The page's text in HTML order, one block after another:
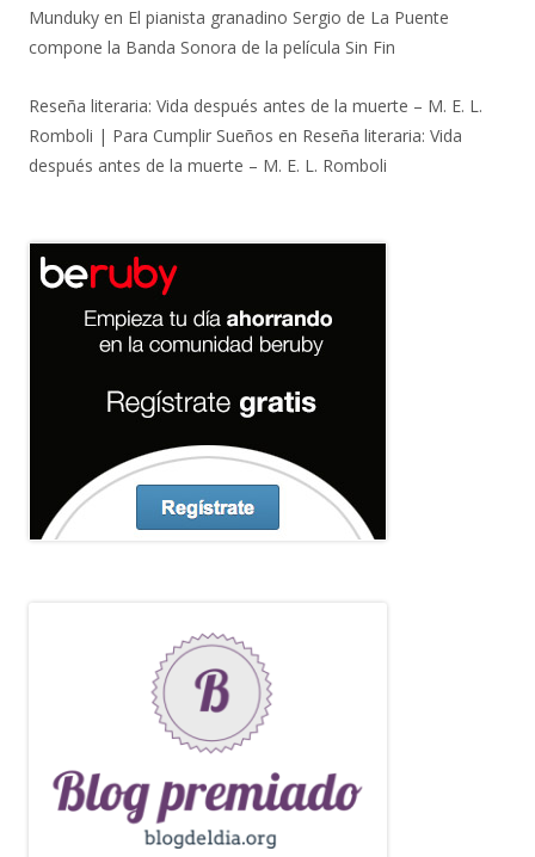
Munduky en El pianista granadino Sergio de La Puente
compone la Banda Sonora de la película Sin Fin
Reseña literaria: Vida después antes de la muerte – M. E. L.
Romboli | Para Cumplir Sueños en Reseña literaria: Vida
después antes de la muerte – M. E. L. Romboli